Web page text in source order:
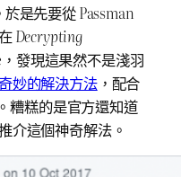
是先要從 Passman
Decrypting
發現這果然不是淺羽
妙的解決方法，配合
糟糕的是官方還知道
介這個神奇解法。